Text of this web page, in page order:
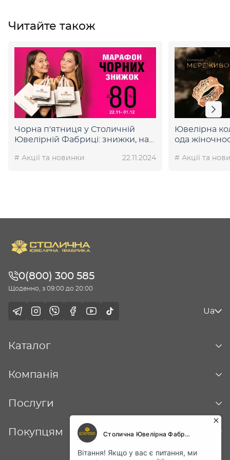
Читайте також
Чорна п'ятниця у Столичній
Ювелірній Фабриці: знижки, на
# Акції та новинки 22.11.2024
Ювелірна
ода
# Акції та
0(800) 300 585
Щоденно, з 09:00 до 20:00
Ua
Каталог
Компанія
Послуги
Покупцям